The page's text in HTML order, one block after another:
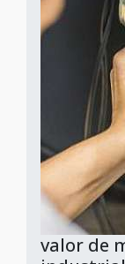
valor de